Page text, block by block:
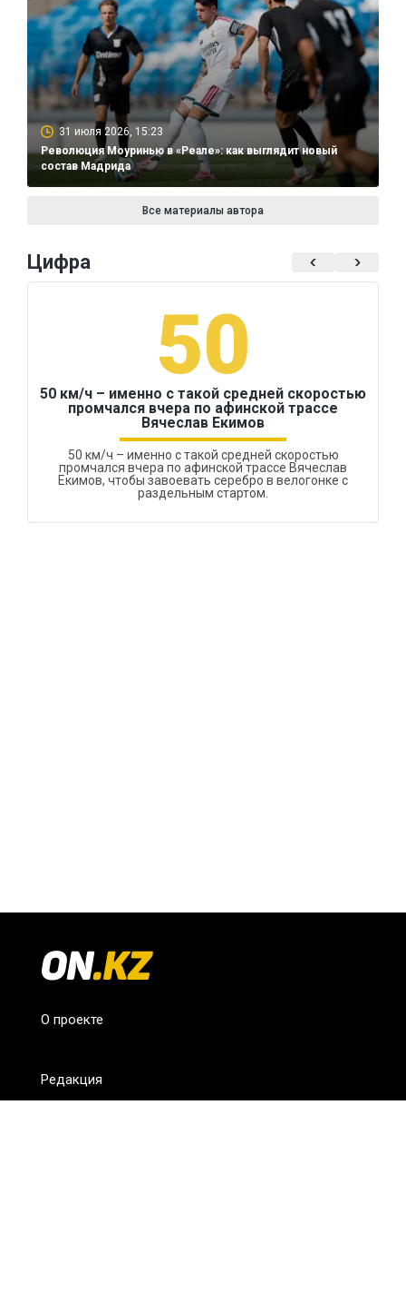
31 июля 2026, 15:23
Революция Моуринью в «Реале»: как выглядит новый
состав Мадрида
Все материалы автора
Цифра
50
50 км/ч – именно с такой средней скоростью
промчался вчера по афинской трассе
Вячеслав Екимов
50 км/ч – именно с такой средней скоростью
промчался вчера по афинской трассе Вячеслав
Екимов, чтобы завоевать серебро в велогонке с
раздельным стартом.
О проекте
Редакция